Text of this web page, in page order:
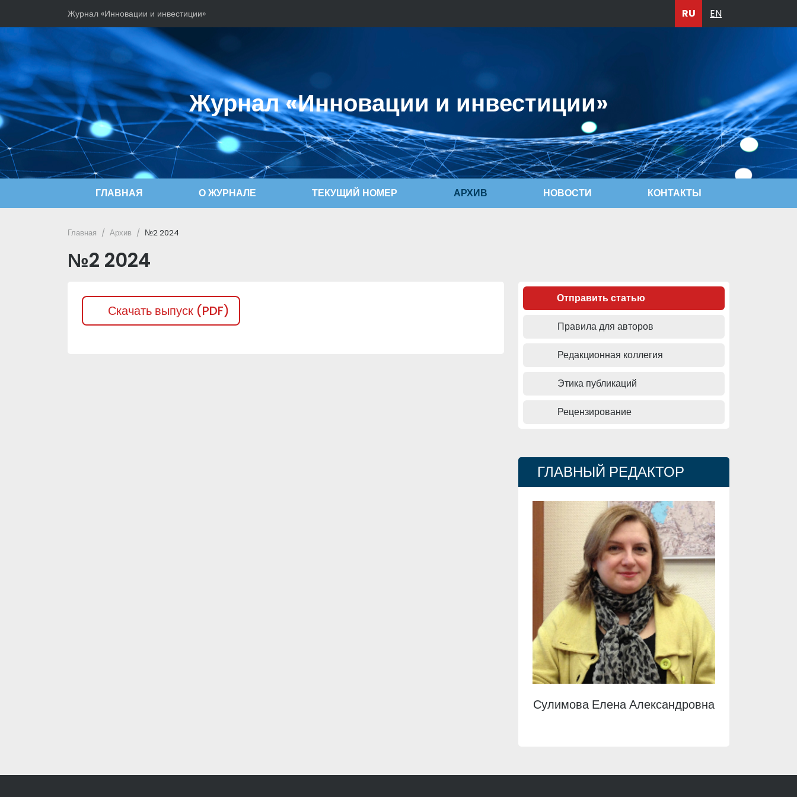
Журнал «Инновации и инвестиции» RU EN
Журнал «Инновации и инвестиции»
ГЛАВНАЯ О ЖУРНАЛЕ ТЕКУЩИЙ НОМЕР АРХИВ НОВОСТИ КОНТАКТЫ
Главная Архив №2 2024
№2 2024
Скачать выпуск (PDF)
Отправить статью
Правила для авторов
Редакционная коллегия
Этика публикаций
Рецензирование
ГЛАВНЫЙ РЕДАКТОР
Сулимова Елена Александровна